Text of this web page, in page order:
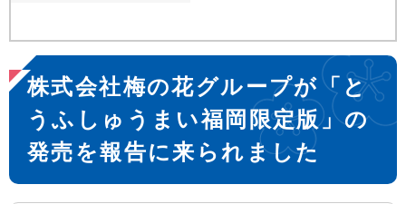
本
文
株式会社梅の花グループが「と
うふしゅうまい福岡限定版」の
発売を報告に来られました